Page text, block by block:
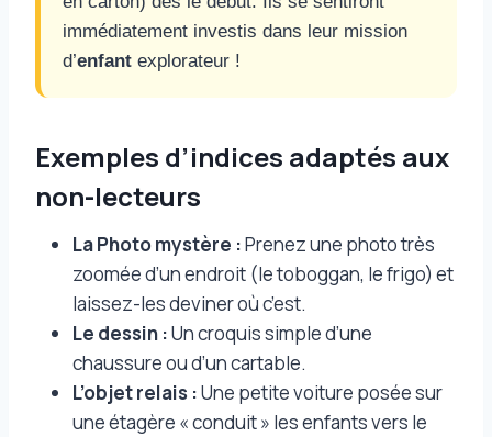
immédiatement investis dans leur mission
d’enfant explorateur !
Exemples d’indices adaptés aux
non-lecteurs
La Photo mystère :Prenez une photo très
zoomée d’un endroit (le toboggan, le frigo) et
laissez-les deviner où c’est.
Le dessin :Un croquis simple d’une
chaussure ou d’un cartable.
L’objet relais :Une petite voiture posée sur
une étagère « conduit » les enfants vers le